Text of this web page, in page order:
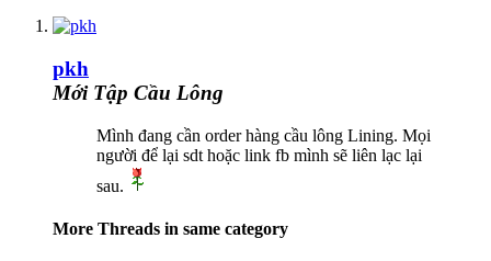
pkh
Mới Tập Cầu Lông
Mình đang cần order hàng cầu lông Lining. Mọi
người để lại sdt hoặc link fb mình sẽ liên lạc lại
sau.
More Threads in same category